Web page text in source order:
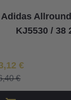
Adidas
KJ5530 / 38
Cena
€
€